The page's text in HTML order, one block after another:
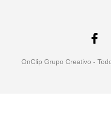
OnClip Grupo Creativo -